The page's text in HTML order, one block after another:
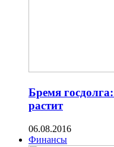
Бремя
растит
06.08.2016
Финансы